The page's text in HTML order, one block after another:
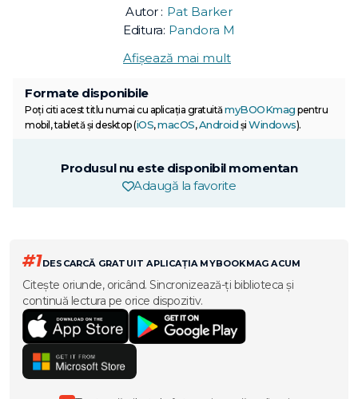
Autor : Pat Barker
Editura: Pandora M
Afișează mai mult
Formate disponibile
Poți citi acest titlu numai cu aplicația gratuitămyBOOKmag pentru
mobil, tabletă și desktop (iOS,macOS,Android și Windows).
Produsul nu este disponibil momentan
Adaugă la favorite
#1DESCARCĂ GRATUIT APLICAȚIA MYBOOKMAG ACUM
Citește oriunde, oricând. Sincronizează-ți biblioteca și
continuă lectura pe orice dispozitiv.